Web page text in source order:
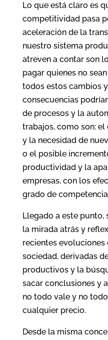
Lo que está claro es
competitividad pasa
aceleración de la
nuestro sistema
atreven a contar son
pagar quienes no
todos estos cambios
consecuencias
de procesos y la
trabajos, como son:
y la necesidad de
o el posible
productividad y la
empresas, con los
grado de
Llegado a este punto,
la mirada atrás y
recientes
sociedad, derivadas
productivos y la
sacar conclusiones y
no todo vale y no
cualquier precio.
Desde la misma